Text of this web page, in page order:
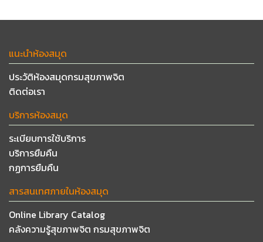
แนะนำห้องสมุด
ประวัติห้องสมุดกรมสุขภาพจิต
ติดต่อเรา
บริการห้องสมุด
ระเบียบการใช้บริการ
บริการยืมคืน
กฏการยืมคืน
สารสนเทศภายในห้องสมุด
Online Library Catalog
คลังความรู้สุขภาพจิต กรมสุขภาพจิต